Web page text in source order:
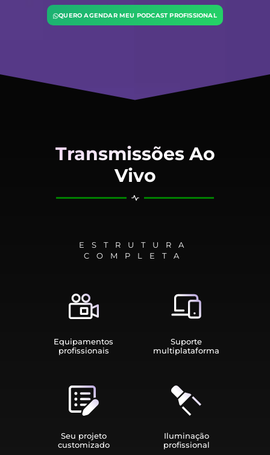
QUERO AGENDAR MEU PODCAST PROFISSIONAL
Transmissões Ao
Vivo
ESTRUTURA
COMPLETA
Equipamen­tos
profissionais
Suporte
multiplata­forma
Seu projeto
customizado
Iluminação
profissional